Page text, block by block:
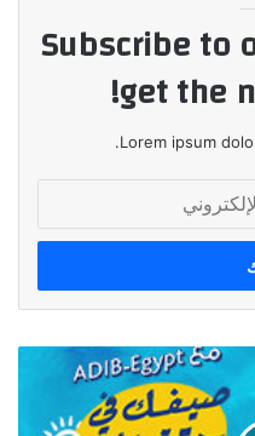
Subscribe to
get the
Lorem ipsum